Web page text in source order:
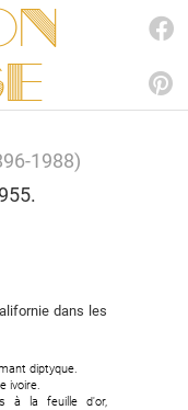
1988)
dans les
diptyque.
ivoire.
à la feuille d'or,